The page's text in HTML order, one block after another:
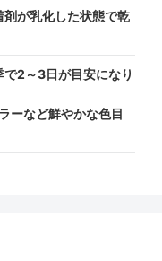
が乳化した状態で乾
2～3日が目安になり
ーなど鮮やかな色目